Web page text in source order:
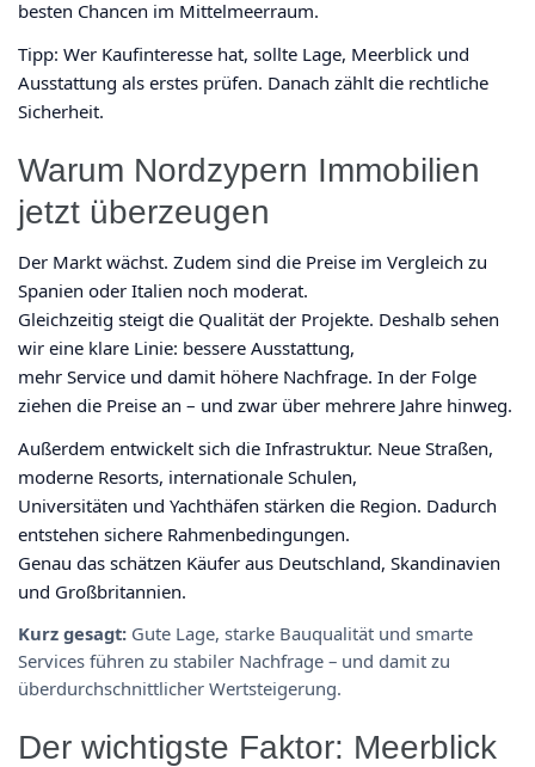
besten Chancen im Mittelmeerraum.
Tipp: Wer Kaufinteresse hat, sollte Lage, Meerblick und
Ausstattung als erstes prüfen. Danach zählt die rechtliche
Sicherheit.
Warum Nordzypern Immobilien
jetzt überzeugen
Der Markt wächst. Zudem sind die Preise im Vergleich zu
Spanien oder Italien noch moderat.
Gleichzeitig steigt die Qualität der Projekte. Deshalb sehen
wir eine klare Linie: bessere Ausstattung,
mehr Service und damit höhere Nachfrage. In der Folge
ziehen die Preise an – und zwar über mehrere Jahre hinweg.
Außerdem entwickelt sich die Infrastruktur. Neue Straßen,
moderne Resorts, internationale Schulen,
Universitäten und Yachthäfen stärken die Region. Dadurch
entstehen sichere Rahmenbedingungen.
Genau das schätzen Käufer aus Deutschland, Skandinavien
und Großbritannien.
Kurz gesagt: Gute Lage, starke Bauqualität und smarte
Services führen zu stabiler Nachfrage – und damit zu
überdurchschnittlicher Wertsteigerung.
Der wichtigste Faktor: Meerblick